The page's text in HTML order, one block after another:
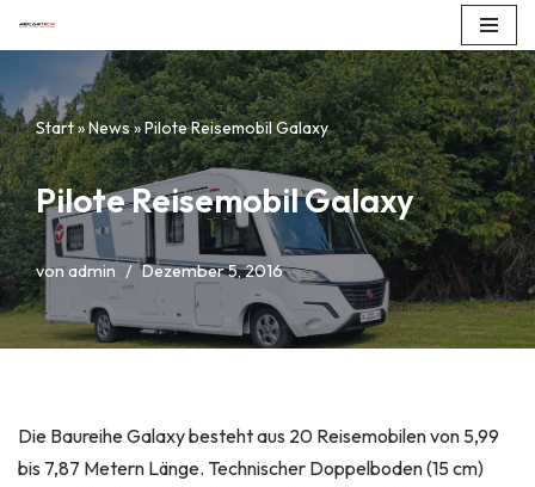
Inhalt
springen
Start»News»Pilote Reisemobil Galaxy
Pilote Reisemobil Galaxy
vonadmin Dezember 5, 2016
Die Baureihe Galaxy besteht aus 20 Reisemobilen von 5,99
bis 7,87 Metern Länge. Technischer Doppelboden (15 cm)